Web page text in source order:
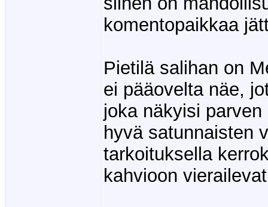
komentopaikkaa
Pietilä salihan on
ei pääovelta näe,
joka näkyisi
hyvä satunnaisten
tarkoituksella
kahvioon